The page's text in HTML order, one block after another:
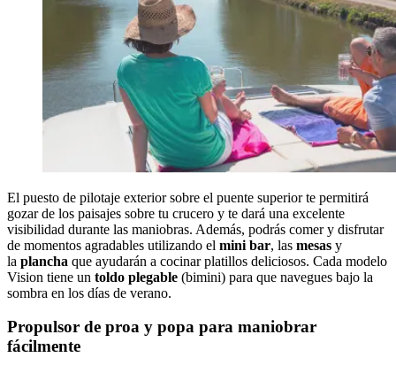
El puesto de pilotaje exterior sobre el puente superior te permitirá
gozar de los paisajes sobre tu crucero y te dará una excelente
visibilidad durante las maniobras. Además, podrás comer y disfrutar
de momentos agradables utilizando el mini bar, las mesas y
la plancha que ayudarán a cocinar platillos deliciosos. Cada modelo
Vision tiene un toldo plegable (bimini) para que navegues bajo la
sombra en los días de verano.
Propulsor de proa y popa para maniobrar
fácilmente